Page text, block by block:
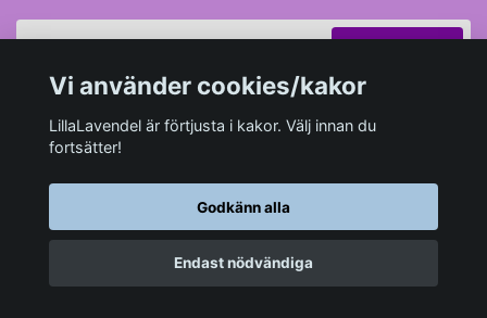
Powered by Quickbutik
Vi använder cookies/kakor
LillaLavendel är förtjusta i kakor. Välj innan du
fortsätter!
Godkänn alla
Endast nödvändiga